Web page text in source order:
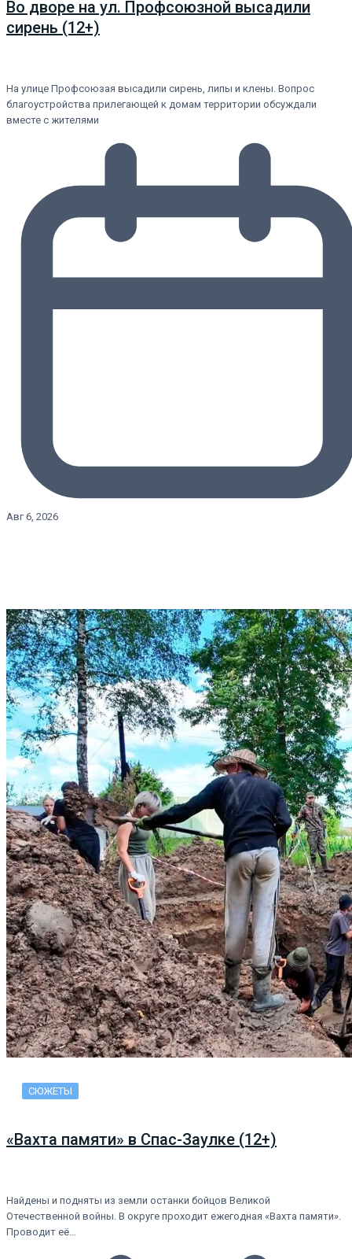
Во дворе на ул. Профсоюзной высадили
сирень (12+)
На улице Профсоюзая высадили сирень, липы и клены. Вопрос
благоустройства прилегающей к домам территории обсуждали
вместе с жителями
Авг 6, 2026
СЮЖЕТЫ
«Вахта памяти» в Спас-Заулке (12+)
Найдены и подняты из земли останки бойцов Великой
Отечественной войны. В округе проходит ежегодная «Вахта памяти».
Проводит её…